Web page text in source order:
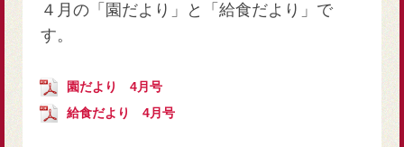
４月の「園だより」と「給食だより」で
す。
園だより 4月号
給食だより 4月号